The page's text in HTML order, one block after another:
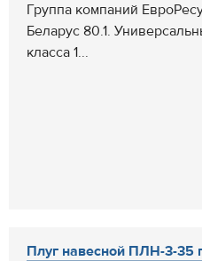
Группа компаний
Беларус 80.1.
класса 1...
Плуг навесной ПЛН-3-35